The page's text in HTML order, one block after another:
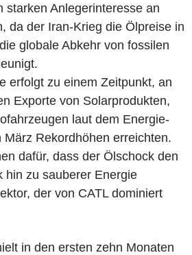
starken Anlegerinteresse an
da der Iran-Krieg die Ölpreise in
globale Abkehr von fossilen
erfolgt zu einem Zeitpunkt, an
Exporte von Solarprodukten,
laut dem Energie-
Rekordhöhen erreichten.
dafür, dass der Ölschock den
hin zu sauberer Energie
der von CATL dominiert
in den ersten zehn Monaten